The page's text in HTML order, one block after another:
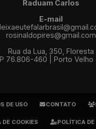
Raduam Carlos
E-mail
rosinaldopires@gmail.com
Rua da Lua, 350, Floresta
76.806-460 | Porto Velho
DE USO CONTATO
COOKIES POLÍTICA DE